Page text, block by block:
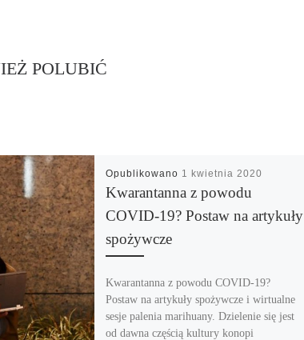
POLUBIĆ
Opublikowano 1 kwietnia 2020
Kwarantanna z powodu
COVID-19? Postaw na artykuły
spożywcze
Kwarantanna z powodu COVID-19?
Postaw na artykuły spożywcze i wirtualne
sesje palenia marihuany. Dzielenie się jest
od dawna częścią kultury konopi